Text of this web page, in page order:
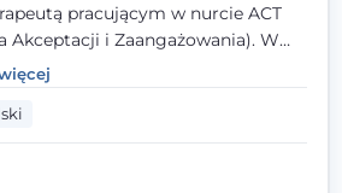
pracującym w nurcie ACT
Akceptacji i Zaangażowania). W
z pacjentem najważniejsze są dla
zrozumienie i atmosfera
Wierzę, że skuteczna terapia
działanie - razem tworzymy
który szuka rozwiązań.